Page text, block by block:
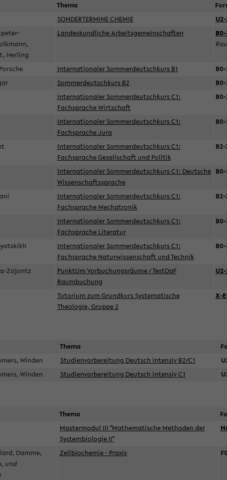
Thema
SONDERTERMINE CHEMIE
Herling
Landeskundliche Arbeitsgemeinschaften
Internationaler Sommerdeutschkurs B1
Sommerdeutschkurs B2
Internationaler Sommerdeutschkurs C1:
Fachsprache Wirtschaft
B0-
Internationaler Sommerdeutschkurs C1:
Fachsprache Jura
Internationaler Sommerdeutschkurs C1:
Fachsprache Gesellschaft und Politik
Internationaler Sommerdeutschkurs C1: Deutsche
Wissenschaftssprache
Internationaler Sommerdeutschkurs C1:
Fachsprache Mechatronik
Internationaler Sommerdeutschkurs C1:
Fachsprache Literatur
Internationaler Sommerdeutschkurs C1:
Fachsprache Naturwissenschaft und Technik
Zajontz
PunktUm Vorbuchungsräume / TestDaF
Raumbuchung
Tutorium zum Grundkurs Systematische
Theologie, Gruppe 2
X-
Thema
Winden Studienvorbereitung Deutsch intensiv B2/C1
Winden Studienvorbereitung Deutsch intensiv C1
Thema
Mastermodul III "Mathematische Methoden der
Systembiologie II"
Damme,
und
Zellbiochemie - Praxis